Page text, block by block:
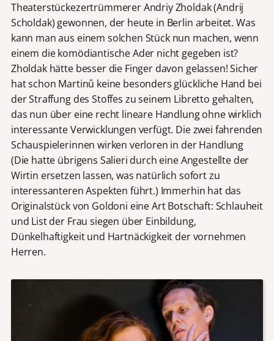
Theaterstückezertrümmerer Andriy Zholdak (Andrij
Scholdak) gewonnen, der heute in Berlin arbeitet. Was
kann man aus einem solchen Stück nun machen, wenn
einem die komödiantische Ader nicht gegeben ist?
Zholdak hätte besser die Finger davon gelassen! Sicher
hat schon Martinů keine besonders glückliche Hand bei
der Straffung des Stoffes zu seinem Libretto gehalten,
das nun über eine recht lineare Handlung ohne wirklich
interessante Verwicklungen verfügt. Die zwei fahrenden
Schauspielerinnen wirken verloren in der Handlung
(Die hatte übrigens Salieri durch eine Angestellte der
Wirtin ersetzen lassen, was natürlich sofort zu
interessanteren Aspekten führt.) Immerhin hat das
Originalstück von Goldoni eine Art Botschaft: Schlauheit
und List der Frau siegen über Einbildung,
Dünkelhaftigkeit und Hartnäckigkeit der vornehmen
Herren.